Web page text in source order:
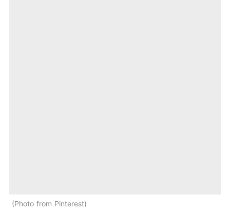
Photo from Pinterest